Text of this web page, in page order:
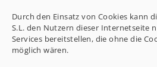
Durch den Einsatz von Cookies kann
S.L. den Nutzern dieser Internetseite
Services bereitstellen, die ohne die
möglich wären.